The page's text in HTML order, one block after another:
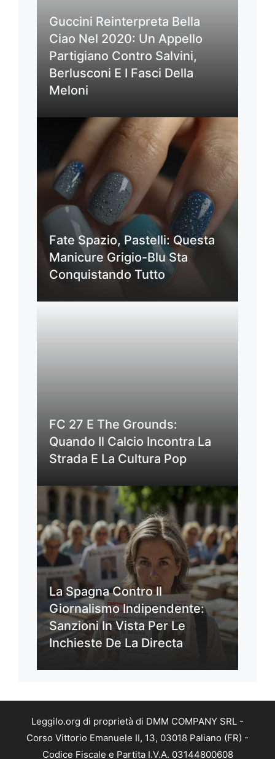
Guccini Reinterpreta Bella
Ciao Nel 2020: Un Appello
Partigiano Contro Salvini,
Berlusconi E I Fasci Della
Meloni
Fate Spazio, Pastelli: Questa
Manicure Grigio-Blu Sta
Conquistando Tutto
FC 27 E The Grounds:
Quando Il Calcio Incontra La
Strada E La Cultura Pop
La Spagna Contro Il
Giornalismo Indipendente:
Sanzioni In Vista Per Le
Inchieste De La Directa
Leggilo.org di proprietà di DMM COMPANY SRL -
Corso Vittorio Emanuele II, 13, 03018 Paliano (FR) -
Codice Fiscale e Partita I.V.A. 03144800608